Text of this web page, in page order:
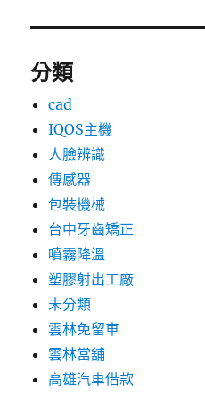
分類
cad
IQOS主機
人臉辨識
傳感器
包裝機械
台中牙齒矯正
噴霧降溫
塑膠射出工廠
未分類
雲林免留車
雲林當舖
高雄汽車借款